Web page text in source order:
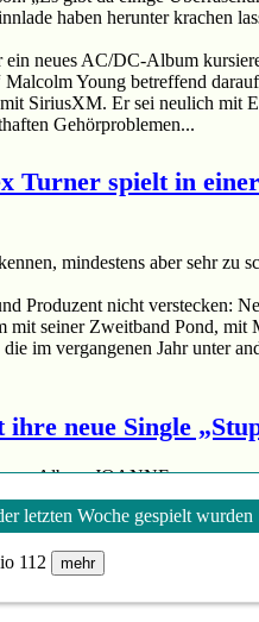
haben herunter krachen
neues AC/DC-Album
Young betreffend
SiriusXM. Er sei neulich mit
Gehörproblemen...
Turner spielt in
mindestens aber sehr zu
Produzent nicht verstecken:
mit seiner Zweitband Pond, mit
im vergangenen Jahr unter
neue Single
Album JOANNE – wenn
– wenn man ihren
letzten Woche gespielt wurden
112 mehr